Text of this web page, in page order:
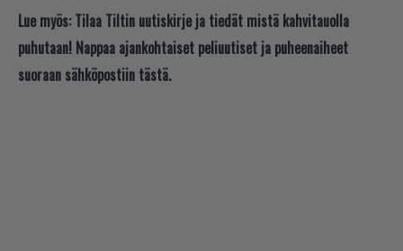
Lue myös: Tilaa Tiltin uutiskirje ja tiedät mistä kahvitauolla
puhutaan! Nappaa ajankohtaiset peliuutiset ja puheenaiheet
suoraan sähköpostiin tästä.